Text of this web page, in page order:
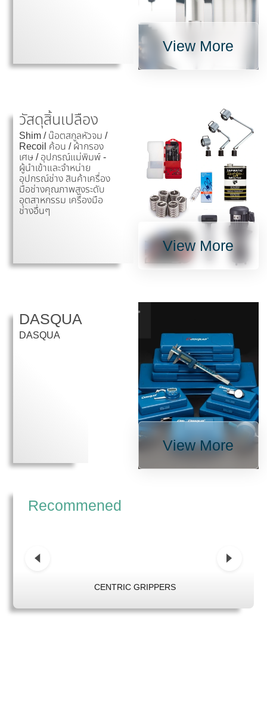
View More
วัสดุสิ้นเปลือง
Shim / น๊อตสกูลหัวจม /
Recoil ค้อน / ผ้ากรอง
เศษ / อุปกรณ์แม่พิมพ์ -
ผู้นำเข้าและจำหน่าย
อุปกรณ์ช่าง สินค้าเครื่อง
มือช่างคุณภาพสูงระดับ
อุตสาหกรรม เครื่องมือ
ช่างอื่นๆ
View More
DASQUA
DASQUA
View More
Recommened
CENTRIC GRIPPERS